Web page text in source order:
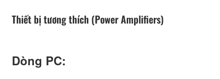
Thiết bị tương thích (Power Amplifiers)
Dòng PC: